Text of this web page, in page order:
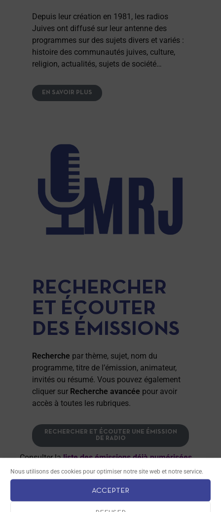
Nous utilisons des cookies pour optimiser notre site web et notre service.
ACCEPTER
Depuis leur création en 1981, les radios
Juives ont diffusé sur leur antenne des
programmes sur des sujets divers et variés :
histoire des communautés juives, culture,
religion, actualités, sujets de société…
EN SAVOIR PLUS
RECHERCHER
ET ÉCOUTER
DES ÉMISSIONS
Recherche par thème, sujet, nom du
programme, titre de l’émission, animateur,
invités ou résumé. Vous pouvez également
cliquer sur Recherche avancée pour avoir
accès à toutes les rubriques.
RECHERCHER ET ÉCOUTER UNE ÉMISSION
DE RADIO
Consulter laliste des émissions déjà numérisées.